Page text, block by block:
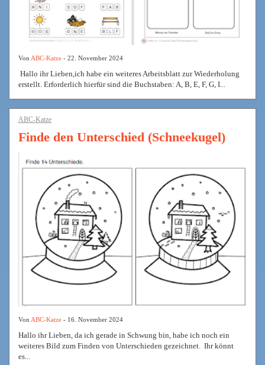
Von ABC-Katze - 22. November 2024
Hallo ihr Lieben,ich habe ein weiteres Arbeitsblatt zur Wiederholung
erstellt. Erforderlich hierfür sind die Buchstaben: A, B, E, F, G, I...
ABC-Katze
Finde den Unterschied (Schneekugel)
Von ABC-Katze - 16. November 2024
Hallo ihr Lieben, da ich gerade in Schwung bin, habe ich noch ein
weiteres Bild zum Finden von Unterschieden gezeichnet. Ihr könnt
es...